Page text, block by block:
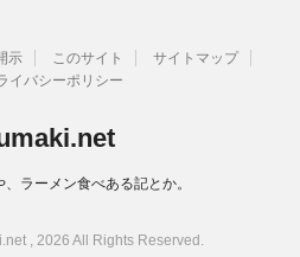
示 このサイト
サイトマップ
イバシーポリシー
ラーメン食べある記とか。
, 2026 All Rights Reserved.